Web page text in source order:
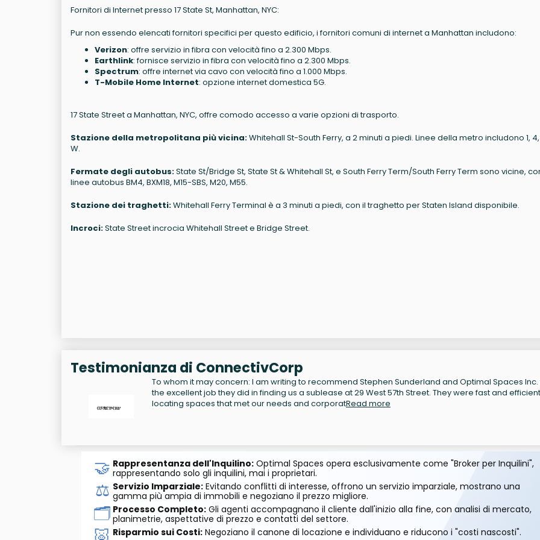
Fornitori di Internet presso 17 State St, Manhattan, NYC:
Pur non essendo elencati fornitori specifici per questo edificio, i fornitori comuni di internet a Manhattan includono:
Verizon: offre servizio in fibra con velocità fino a 2.300 Mbps.
Earthlink: fornisce servizio in fibra con velocità fino a 2.300 Mbps.
Spectrum: offre internet via cavo con velocità fino a 1.000 Mbps.
T-Mobile Home Internet: opzione internet domestica 5G.
17 State Street a Manhattan, NYC, offre comodo accesso a varie opzioni di trasporto.
Stazione della metropolitana più vicina:Whitehall St-South Ferry, a 2 minuti a piedi. Linee della metro includono 1, 4,
W.
Fermate degli autobus:State St/Bridge St, State St & Whitehall St, e South Ferry Term/South Ferry Term sono vicine,
linee autobus BM4, BXM18, M15-SBS, M20, M55.
Stazione dei traghetti:Whitehall Ferry Terminal è a 3 minuti a piedi, con il traghetto per Staten Island disponibile.
Incroci:State Street incrocia Whitehall Street e Bridge Street.
Testimonianza di ConnectivCorp
To whom it may concern: I am writing to recommend Stephen Sunderland and Optimal Spaces
the excellent job they did in finding us a sublease at 29 West 57th Street. They were fast and
locating spaces that met our needs and corporatRead more
🤝 Rappresentanza dell'Inquilino:Optimal Spaces opera esclusivamente come "Broker per Inquilini",
rappresentando solo gli inquilini, mai i proprietari.
⚖️ Servizio Imparziale:Evitando conflitti di interesse, offrono un servizio imparziale, mostrano una
gamma più ampia di immobili e negoziano il prezzo migliore.
🗂️ Processo Completo:Gli agenti accompagnano il cliente dall'inizio alla fine, con analisi di mercato,
planimetrie, aspettative di prezzo e contatti del settore.
Risparmio sui Costi:Negoziano il canone di locazione e individuano e riducono i "costi nascosti".